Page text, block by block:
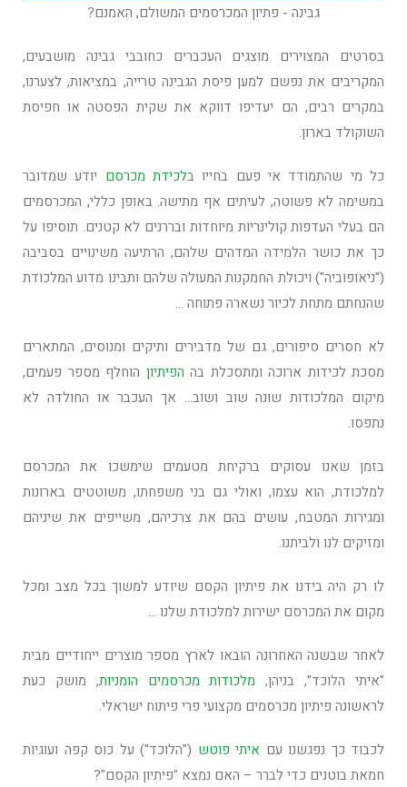
גבינה - פתיון המכרסמים המשולם, האמנם?
בסרטים המצוירים מוצגים העכברים כחובבי גבינה מושבעים,
המקריבים את נפשם למען פיסת הגבינה טרייה, במציאות, לצערנו,
במקרים רבים, הם יעדיפו דווקא את שקית הפסטה או חפיסת
השוקולד בארון.
כל מי שהתמודד אי פעם בחייו בלכידת מכרסם יודע שמדובר
במשימה לא פשוטה, לעיתים אף מתישה. באופן כללי, המכרסמים
הם בעלי העדפות קולינריות מיוחדות ובררנים לא קטנים. תוסיפו על
כך את כושר הלמידה המדהים שלהם, הרתיעה משינויים בסביבה
("ניאופוביה") ויכולת החמקנות המעולה שלהם ותבינו מדוע המלכודת
שהנחתם מתחת לכיור נשארה פתוחה …
לא חסרים סיפורים, גם של מדבירים ותיקים ומנוסים, המתארים
מסכת לכידות ארוכה ומתסכלת בה הפיתיון הוחלף מספר פעמים,
מיקום המלכודות שונה שוב ושוב… אך העכבר או החולדה לא
נתפסו.
בזמן שאנו עסוקים ברקיחת מטעמים שימשכו את המכרסם
למלכודת, הוא עצמו, ואולי גם בני משפחתו, משוטטים בארונות
ומגירות המטבח, עושים בהם את צרכיהם, משייפים את שיניהם
ומזיקים לנו ולביתנו.
לו רק היה בידנו את פיתיון הקסם שיודע למשוך בכל מצב ומכל
מקום את המכרסם ישירות למלכודת שלנו …
לאחר שבשנה האחרונה הובאו לארץ מספר מוצרים ייחודיים מבית
"איתי הלוכד", בניהן, מלכודות מכרסמים הומניות, מושק כעת
לראשונה פיתיון מכרסמים מקצועי פרי פיתוח ישראלי.
לכבוד כך נפגשנו עם איתי פוטש ("הלוכד") על כוס קפה ועוגיות
חמאת בוטנים כדי לברר – האם נמצא "פיתיון הקסם"?